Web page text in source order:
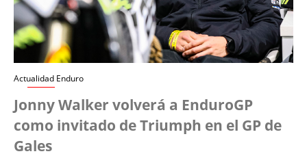
Actualidad Enduro
Jonny Walker volverá a EnduroGP
como invitado de Triumph en el GP de
Gales